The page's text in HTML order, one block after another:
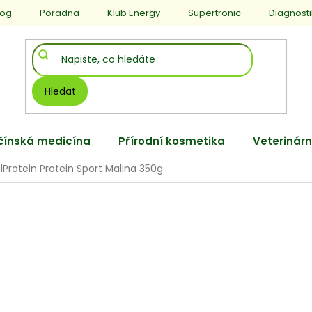
Poradna Klub Energy Supertronic
Hledat
medicína Přírodní kosmetika
Protein Sport Malina 350g